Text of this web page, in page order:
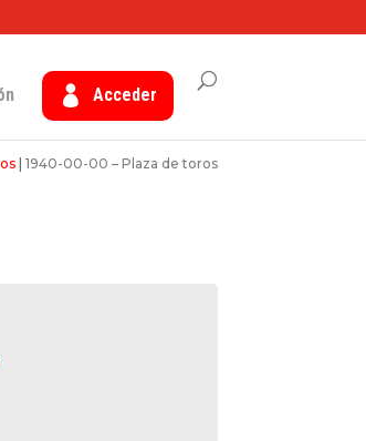
Acceder
| 1940-00-00 – Plaza de toros